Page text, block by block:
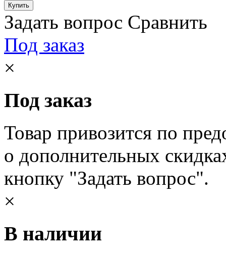
Задать вопрос Сравнить
Под заказ
×
Под заказ
Товар привозится по
о дополнительных
кнопку "Задать вопрос".
×
В наличии